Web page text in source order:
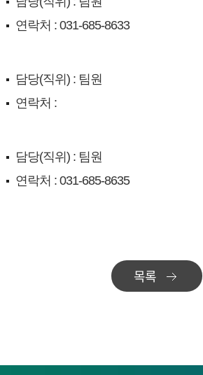
연락처 : 031-685-8633
담당(직위) : 팀원
연락처 :
담당(직위) : 팀원
연락처 : 031-685-8635
목록